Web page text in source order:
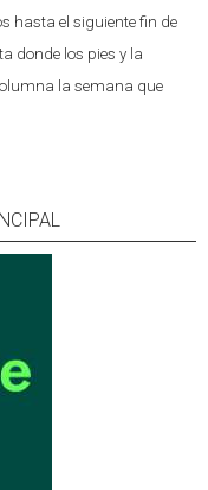
hasta el siguiente fin de
donde los pies y la
la semana que